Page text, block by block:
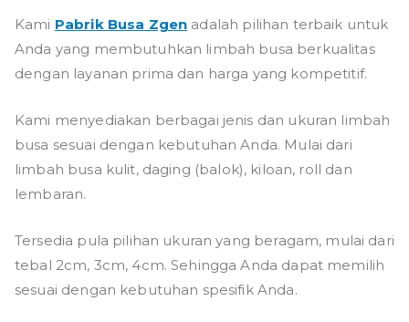
Kami Pabrik Busa Zgen adalah pilihan terbaik untuk
Anda yang membutuhkan limbah busa berkualitas
dengan layanan prima dan harga yang kompetitif.
Kami menyediakan berbagai jenis dan ukuran limbah
busa sesuai dengan kebutuhan Anda. Mulai dari
limbah busa kulit, daging (balok), kiloan, roll dan
lembaran.
Tersedia pula pilihan ukuran yang beragam, mulai dari
tebal 2cm, 3cm, 4cm. Sehingga Anda dapat memilih
sesuai dengan kebutuhan spesifik Anda.